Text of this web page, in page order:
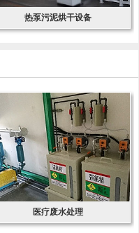
热泵污泥烘干设备
医疗废水处理